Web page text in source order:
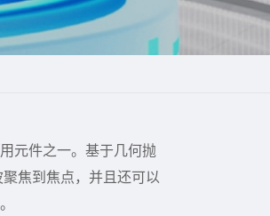
元件之一。基于几何抛
焦到焦点，并且还可以